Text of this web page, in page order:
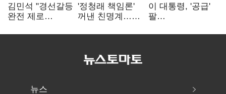
김민석 "경선갈등
완전 제로
"반명 공세
'정청래 책임론'
꺼낸 친명계…
추가투표 때리기
이 대통령, '공급'
팔
여 내부선
뉴스